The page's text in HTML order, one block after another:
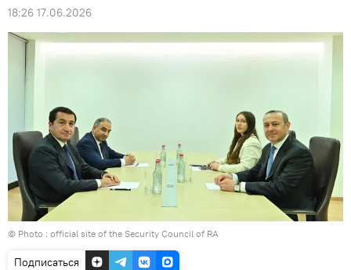
18:26 17.06.2026
© Photo : official site of the Security Council of RA
Подписаться